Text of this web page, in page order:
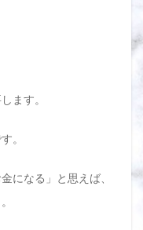
ます。
。
になる」と思えば、